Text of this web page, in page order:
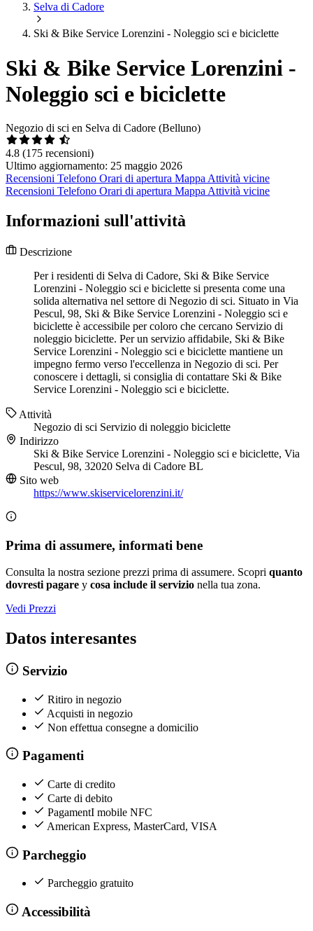
Selva di Cadore
Ski & Bike Service Lorenzini - Noleggio sci e biciclette
Ski & Bike Service Lorenzini -
Noleggio sci e biciclette
Negozio di sci en Selva di Cadore (Belluno)
4.8 (175 recensioni)
Ultimo aggiornamento: 25 maggio 2026
Recensioni Telefono Orari di apertura Mappa Attività vicine
Recensioni Telefono Orari di apertura Mappa Attività vicine
Informazioni sull'attività
Descrizione
Per i residenti di Selva di Cadore, Ski & Bike Service
Lorenzini - Noleggio sci e biciclette si presenta come una
solida alternativa nel settore di Negozio di sci. Situato in Via
Pescul, 98, Ski & Bike Service Lorenzini - Noleggio sci e
biciclette è accessibile per coloro che cercano Servizio di
noleggio biciclette. Per un servizio affidabile, Ski & Bike
Service Lorenzini - Noleggio sci e biciclette mantiene un
impegno fermo verso l'eccellenza in Negozio di sci. Per
conoscere i dettagli, si consiglia di contattare Ski & Bike
Service Lorenzini - Noleggio sci e biciclette.
Attività
Negozio di sci Servizio di noleggio biciclette
Indirizzo
Ski & Bike Service Lorenzini - Noleggio sci e biciclette, Via
Pescul, 98, 32020 Selva di Cadore BL
Sito web
https://www.skiservicelorenzini.it/
Prima di assumere, informati bene
Consulta la nostra sezione prezzi prima di assumere. Scopri quanto
dovresti pagare y cosa include il servizio nella tua zona.
Vedi Prezzi
Datos interesantes
Servizio
Ritiro in negozio
Acquisti in negozio
Non effettua consegne a domicilio
Pagamenti
Carte di credito
Carte di debito
PagamentI mobile NFC
American Express, MasterCard, VISA
Parcheggio
Parcheggio gratuito
Accessibilità